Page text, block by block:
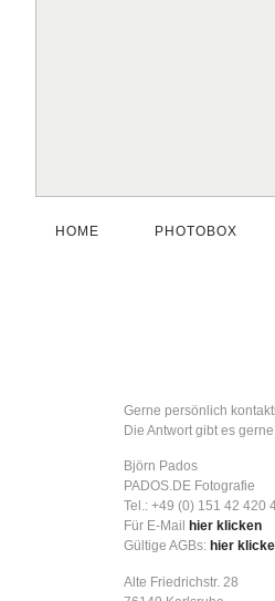
HOME PHOTOBOX
Gerne persönlich
Die Antwort gibt es
Björn Pados
PADOS.DE Fotografie
Tel.: +49 (0) 151 42 420
Für E-Mail
hier klicken
Gültige AGBs: hier
Alte Friedrichstr. 28